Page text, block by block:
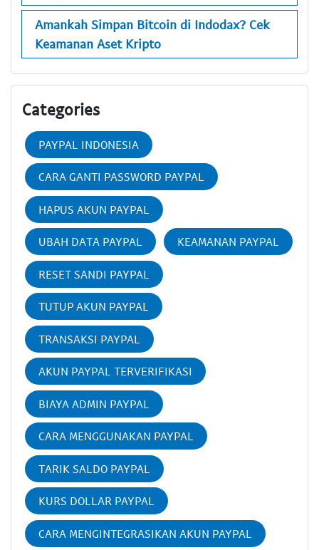
Amankah Simpan Bitcoin di Indodax? Cek
Keamanan Aset Kripto
Categories
PAYPAL INDONESIA
CARA GANTI PASSWORD PAYPAL
HAPUS AKUN PAYPAL
UBAH DATA PAYPAL KEAMANAN PAYPAL
RESET SANDI PAYPAL
TUTUP AKUN PAYPAL
TRANSAKSI PAYPAL
AKUN PAYPAL TERVERIFIKASI
BIAYA ADMIN PAYPAL
CARA MENGGUNAKAN PAYPAL
TARIK SALDO PAYPAL
KURS DOLLAR PAYPAL
CARA MENGINTEGRASIKAN AKUN PAYPAL